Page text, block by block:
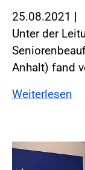
25.08.2021 |
Unter der
Anhalt) fand
Weiterlesen